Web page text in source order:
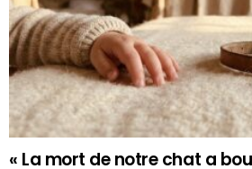
« La mort de notre chat a